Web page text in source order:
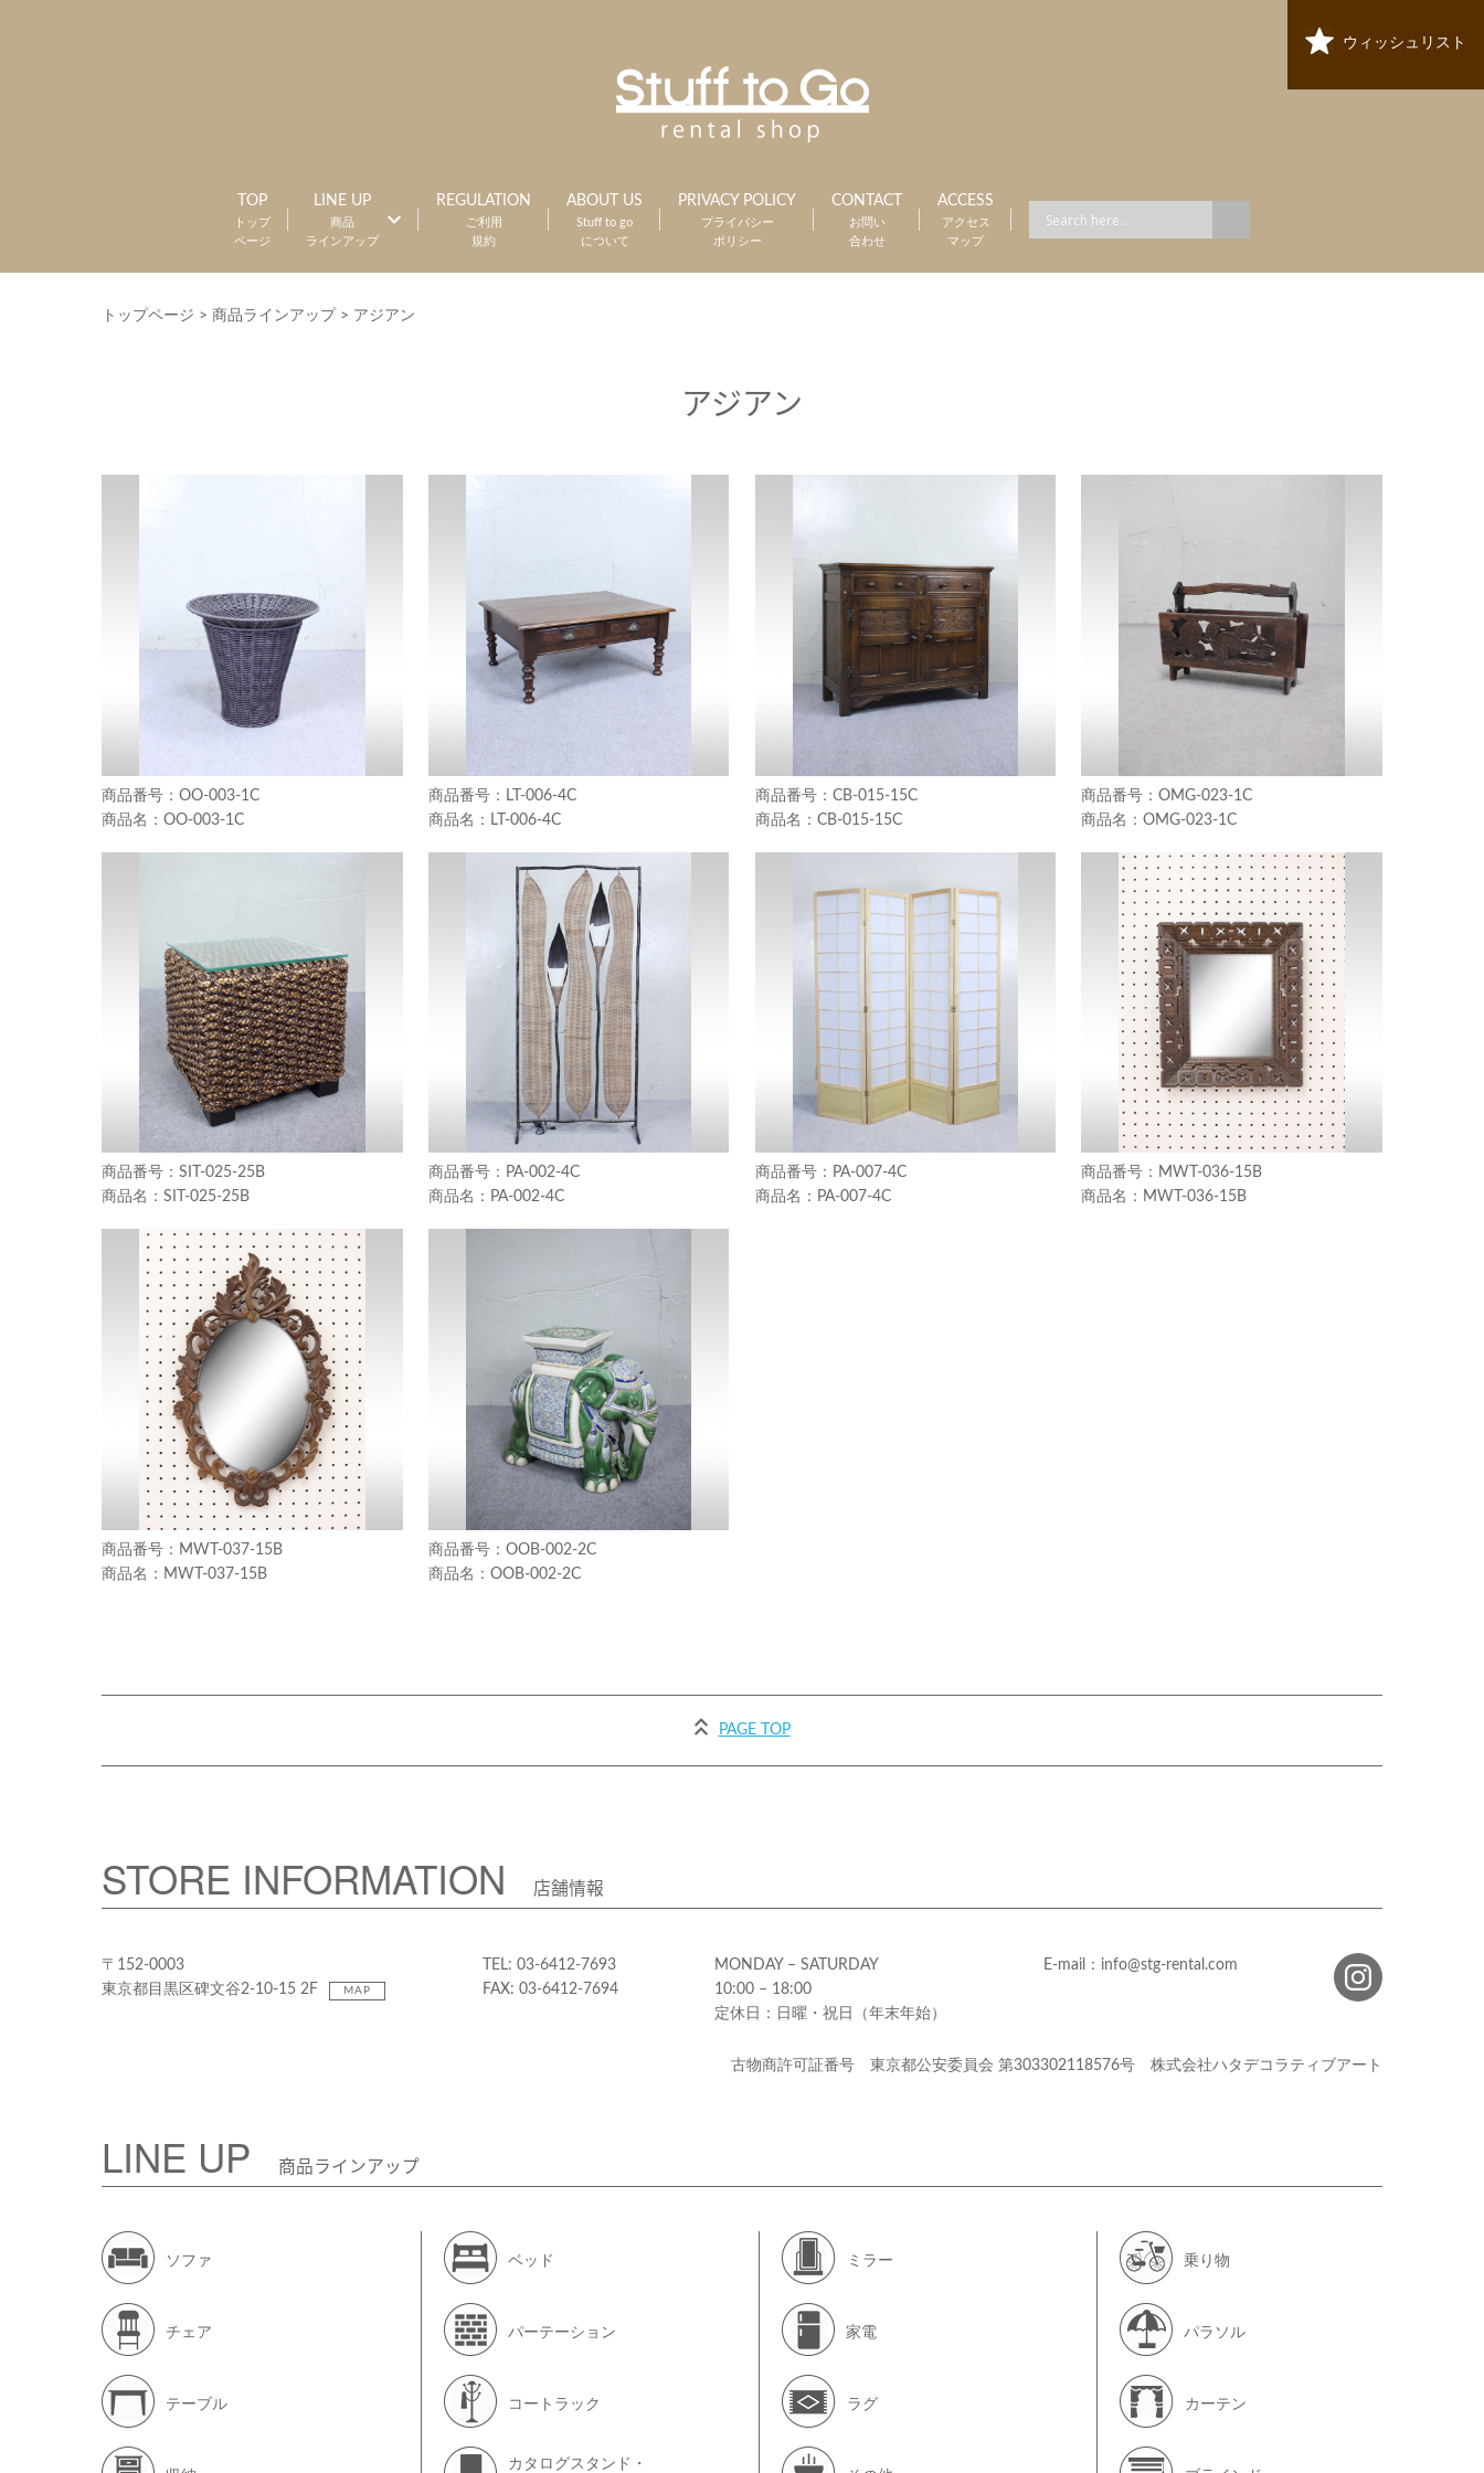
ウィッシュリスト
TOP
トップ
ページ
LINE UP
商品
ラインアップ
REGULATION
ご利用
規約
ABOUT US
Stuff to go
について
PRIVACY POLICY
プライバシー
ポリシー
CONTACT
お問い
合わせ
ACCESS
アクセス
マップ
トップページ > 商品ラインアップ > アジアン
アジアン
OO-003-1C
OO-003-1C
LT-006-4C
LT-006-4C
CB-015-15C
CB-015-15C
OMG-023-1C
OMG-023-1C
SIT-025-25B
SIT-025-25B
PA-002-4C
PA-002-4C
PA-007-4C
PA-007-4C
MWT-036-15B
MWT-036-15B
MWT-037-15B
MWT-037-15B
OOB-002-2C
OOB-002-2C
PAGE TOP
STORE INFORMATION 店舗情報
〒152-0003
東京都目黒区碑文谷2-10-15 2F
MAP
TEL: 03-6412-7693
FAX: 03-6412-7694
MONDAY – SATURDAY
10:00 – 18:00
定休日：日曜・祝日（年末年始）
E-mail：info@stg-rental.com
古物商許可証番号 東京都公安委員会 第303302118576号 株式会社ハタデコラティブアート
LINE UP 商品ラインアップ
ソファ
チェア
テーブル
ベッド
パーテーション
コートラック
カタログスタンド・
ミラー
家電
ラグ
乗り物
パラソル
カーテン